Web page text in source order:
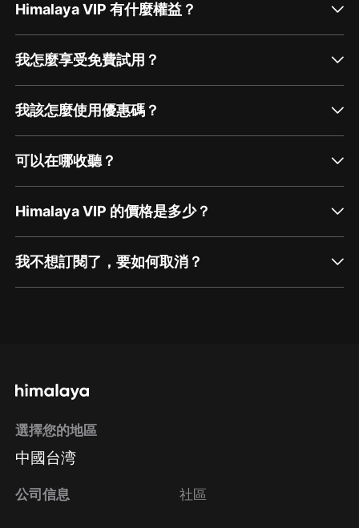
Himalaya VIP 有什麼權益？
我怎麼享受免費試用？
我該怎麼使用優惠碼？
可以在哪收聽？
Himalaya VIP 的價格是多少？
我不想訂閱了，要如何取消？
方法 Google Play取消訂閱方法
選擇您的地區
中國台湾
公司信息 社區